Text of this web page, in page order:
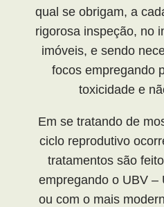
qual se obrigam, a
rigorosa inspeção, no
imóveis, e sendo
focos empregando
toxicidade e
Em se tratando de
ciclo reprodutivo
tratamentos são
empregando o UBV –
ou com o mais